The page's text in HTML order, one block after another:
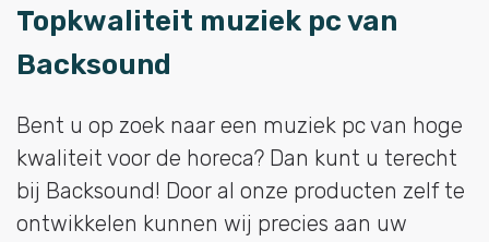
Topkwaliteit muziek pc van
Backsound
Bent u op zoek naar een muziek pc van hoge
kwaliteit voor de horeca? Dan kunt u terecht
bij Backsound! Door al onze producten zelf te
ontwikkelen kunnen wij precies aan uw